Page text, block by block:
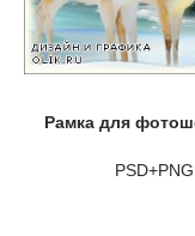
Рамка для